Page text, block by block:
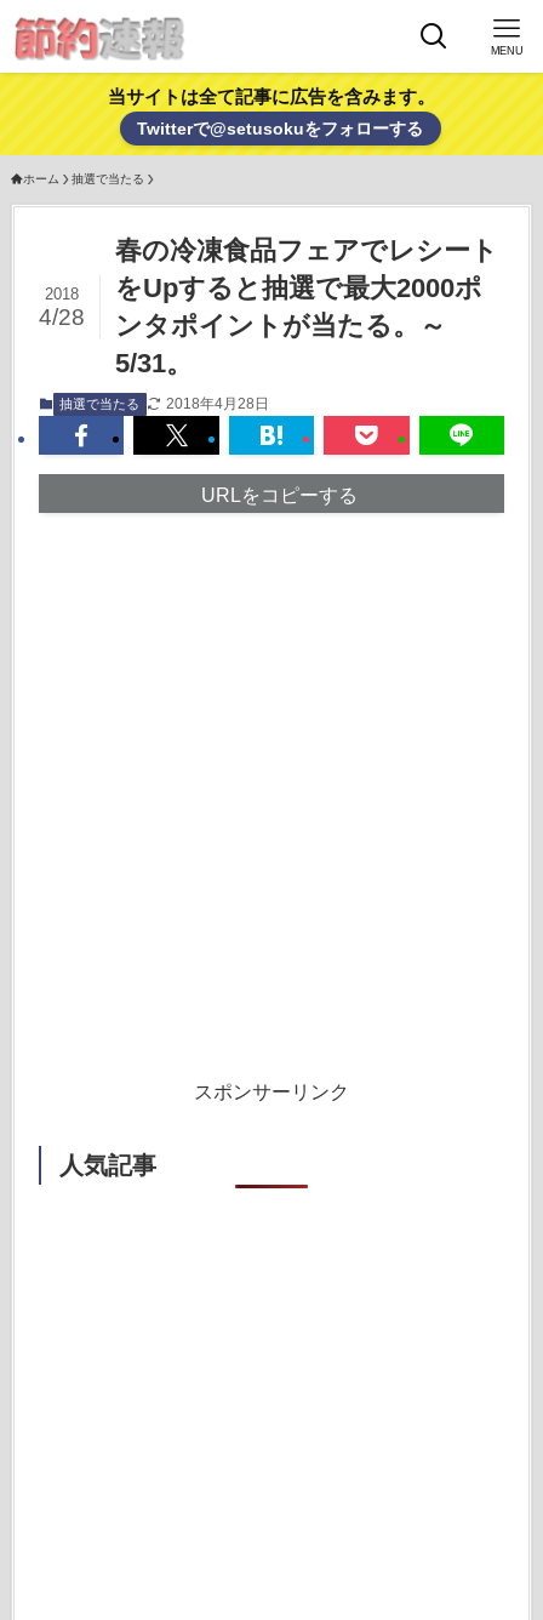
MENU
当サイトは全て記事に広告を含みます。
Twitterで@setusokuをフォローする
ホーム 抽選で当たる
春の冷凍食品フェアでレシート
をUpすると抽選で最大2000ポ
ンタポイントが当たる。～
5/31。
2018
4/28
抽選で当たる 2018年4月28日
URLをコピーする
スポンサーリンク
人気記事